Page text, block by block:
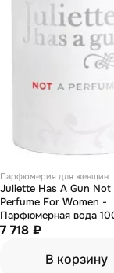
Парфюмерия для женщин
Juliette Has А Gun Not
Perfume For Women -
Парфюмерная вода
(тестер)
7 718 ₽
В корзину